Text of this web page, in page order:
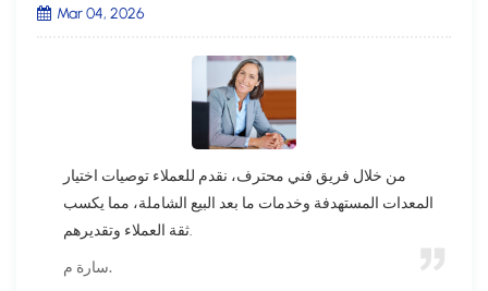
Mar 04, 2026
من خلال فريق فني محترف، نقدم للعملاء توصيات اختيار
المعدات المستهدفة وخدمات ما بعد البيع الشاملة، مما يكسب
ثقة العملاء وتقديرهم.
سارة م.